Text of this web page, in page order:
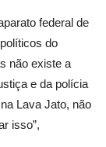
federal de
do
não existe a
e da polícia
Lava Jato, não
isso”,